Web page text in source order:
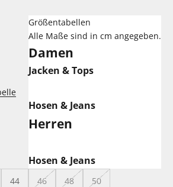
Größentabellen
Alle Maße sind in cm angegeben.
Damen
Jacken & Tops
Hosen & Jeans
Herren
Hosen & Jeans
44 46 48 50